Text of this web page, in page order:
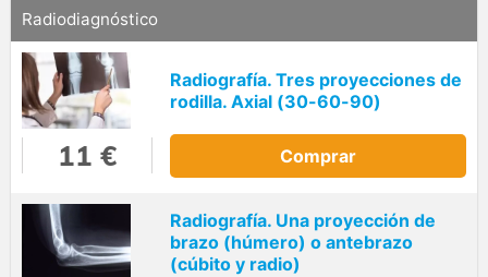
Radiodiagnóstico
Radiografía. Tres proyecciones de
rodilla. Axial (30-60-90)
11 € Comprar
Radiografía. Una proyección de
brazo (húmero) o antebrazo
(cúbito y radio)